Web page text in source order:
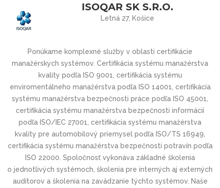
ISOQAR SK S.R.O.
Letná 27, Košice
Ponúkame komplexné služby v oblasti certifikácie
manažérskych systémov. Certifikácia systému manažérstva
kvality podľa ISO 9001, certifikácia systému
enviromentálneho manažérstva podľa ISO 14001, certifikácia
systému manažérstva bezpečnosti práce podľa ISO 45001,
certifikácia systému manažérstva bezpečnosti informácií
podľa ISO/IEC 27001, certifikácia systému manažérstva
kvality pre automobilový priemysel podľa ISO/TS 16949,
certifikácia systému manažérstva bezpečnosti potravín podľa
ISO 22000. Spoločnosť vykonáva základné školenia
o jednotlivých systémoch, školenia pre interných aj externých
audítorov a školenia na zavádzanie týchto systémov. Naše